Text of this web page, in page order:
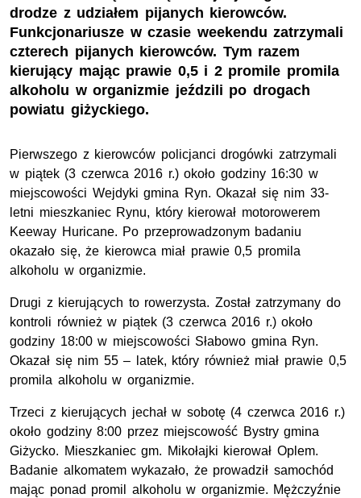
drodze z udziałem pijanych kierowców.
Funkcjonariusze w czasie weekendu zatrzymali
czterech pijanych kierowców. Tym razem
kierujący mając prawie 0,5 i 2 promile promila
alkoholu w organizmie jeździli po drogach
powiatu giżyckiego.
Pierwszego z kierowców policjanci drogówki zatrzymali
w piątek (3 czerwca 2016 r.) około godziny 16:30 w
miejscowości Wejdyki gmina Ryn. Okazał się nim 33-
letni mieszkaniec Rynu, który kierował motorowerem
Keeway Huricane. Po przeprowadzonym badaniu
okazało się, że kierowca miał prawie 0,5 promila
alkoholu w organizmie.
Drugi z kierujących to rowerzysta. Został zatrzymany do
kontroli również w piątek (3 czerwca 2016 r.) około
godziny 18:00 w miejscowości Słabowo gmina Ryn.
Okazał się nim 55 – latek, który również miał prawie 0,5
promila alkoholu w organizmie.
Trzeci z kierujących jechał w sobotę (4 czerwca 2016 r.)
około godziny 8:00 przez miejscowość Bystry gmina
Giżycko. Mieszkaniec gm. Mikołajki kierował Oplem.
Badanie alkomatem wykazało, że prowadził samochód
mając ponad promil alkoholu w organizmie. Mężczyźnie